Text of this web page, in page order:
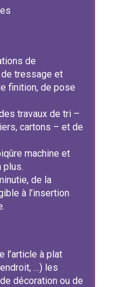
de
tressage et
finition, de pose
travaux de tri –
cartons – et de
machine et
plus.
de la
à l’insertion
l’article à plat
…) les
décoration ou de